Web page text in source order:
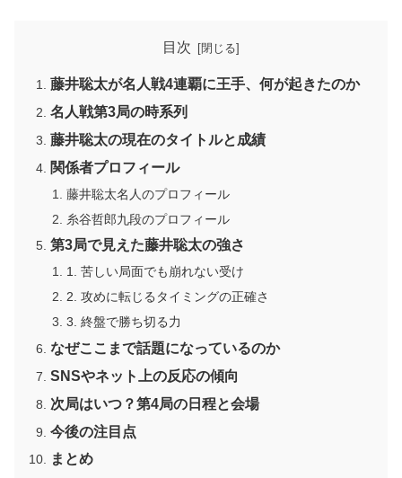
目次
藤井聡太が名人戦4連覇に王手、何が起きたのか
名人戦第3局の時系列
藤井聡太の現在のタイトルと成績
関係者プロフィール
藤井聡太名人のプロフィール
糸谷哲郎九段のプロフィール
第3局で見えた藤井聡太の強さ
1. 苦しい局面でも崩れない受け
2. 攻めに転じるタイミングの正確さ
3. 終盤で勝ち切る力
なぜここまで話題になっているのか
SNSやネット上の反応の傾向
次局はいつ？第4局の日程と会場
今後の注目点
まとめ